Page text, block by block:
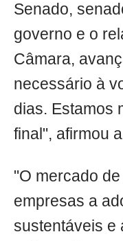
Senado,
governo e o
Câmara,
necessário à
dias. Estamos
final", afirmou
"O mercado
empresas a
sustentáveis e